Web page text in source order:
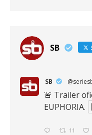
SB
SB
🚨 Trailer
EUPHORIA.
11